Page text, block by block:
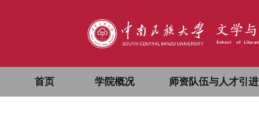
首页 学院概况 师资队伍与人才引进